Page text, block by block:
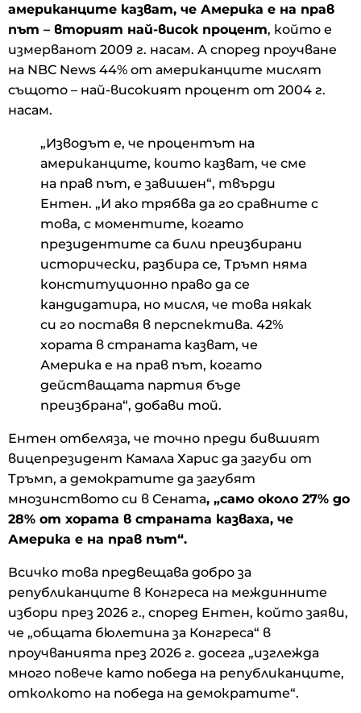
американците казват, че Америка е на прав
път – вторият най-висок процент, който е
измерванот 2009 г. насам. А според проучване
на NBC News 44% от американците мислят
същото – най-високият процент от 2004 г.
насам.
„Изводът е, че процентът на
американците, които казват, че сме
на прав път, е завишен“, твърди
Ентен. „И ако трябва да го сравните с
това, с моментите, когато
президентите са били преизбирани
исторически, разбира се, Тръмп няма
конституционно право да се
кандидатира, но мисля, че това някак
си го поставя в перспектива. 42%
хората в страната казват, че
Америка е на прав път, когато
действащата партия бъде
преизбрана“, добави той.
Ентен отбеляза, че точно преди бившият
вицепрезидент Камала Харис да загуби от
Тръмп, а демократите да загубят
мнозинството си в Сената, „само около 27% до
28% от хората в страната казваха, че
Америка е на прав път“.
Всичко това предвещава добро за
републиканците в Конгреса на междинните
избори през 2026 г., според Ентен, който заяви,
че „общата бюлетина за Конгреса“ в
проучванията през 2026 г. досега „изглежда
много повече като победа на републиканците,
отколкото на победа на демократите“.